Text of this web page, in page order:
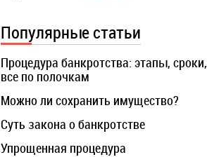
Популярные статьи
Процедура банкротства: этапы, сроки,
все по полочкам
Можно ли сохранить имущество?
Суть закона о банкротстве
Упрощенная процедура